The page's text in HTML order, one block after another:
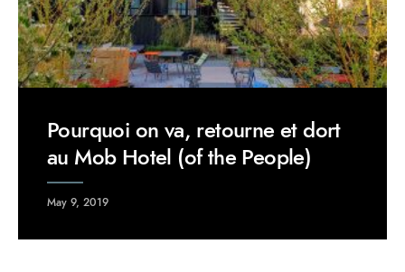
Pourquoi on va, retourne et dort
au Mob Hotel (of the People)
May 9, 2019